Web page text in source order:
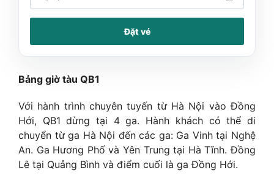
Đặt vé
Bảng giờ tàu QB1
Với hành trình chuyên tuyến từ Hà Nội vào Đồng
Hới, QB1 dừng tại 4 ga. Hành khách có thể di
chuyển từ ga Hà Nội đến các ga: Ga Vinh tại Nghệ
An. Ga Hương Phố và Yên Trung tại Hà Tĩnh. Đồng
Lê tại Quảng Bình và điểm cuối là ga Đồng Hới.